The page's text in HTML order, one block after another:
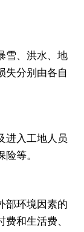
雪、洪水、地
失分别由各自
进入工地人员
等。
部环境因素的
和生活费、